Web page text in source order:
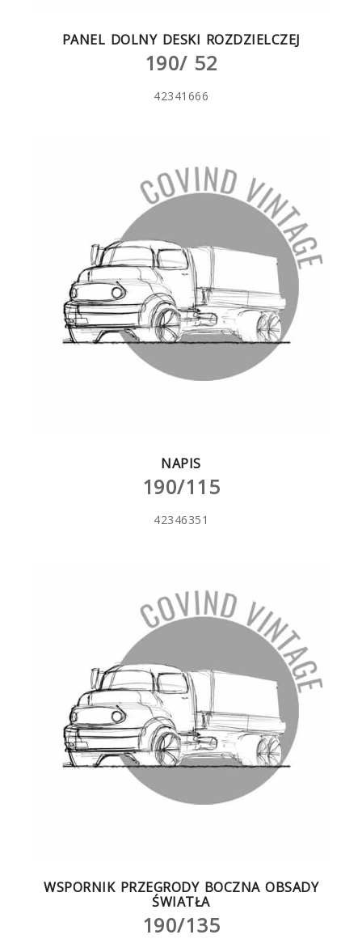
PANEL DOLNY DESKI ROZDZIELCZEJ
190/ 52
42341666
NAPIS
190/115
42346351
WSPORNIK PRZEGRODY BOCZNA OBSADY
ŚWIATŁA
190/135